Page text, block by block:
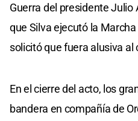
Guerra del presidente Julio
que Silva ejecutó la
solicitó que fuera alusiva
En el cierre del acto, los
bandera en compañía de